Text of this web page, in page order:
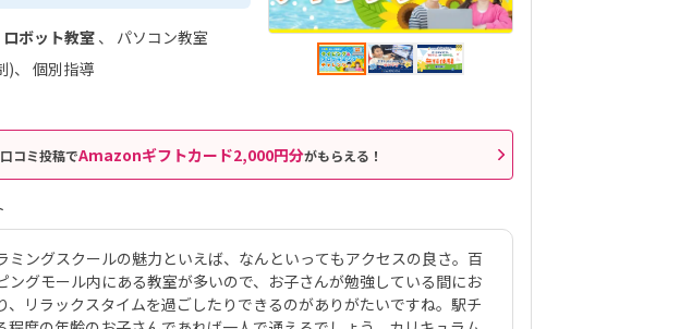
ボット教室
パソコン教室
)
個別指導
コミ投稿でAmazonギフトカード2,000円分がもらえる！
ミングスクールの魅力といえば、なんといってもアクセスの良さ。百
ングモール内にある教室が多いので、お子さんが勉強している間にお
、リラックスタイムを過ごしたりできるのがありがたいですね。駅チ